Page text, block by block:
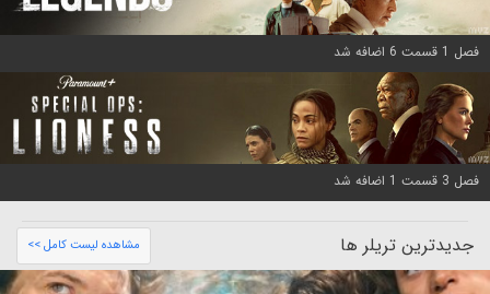
فصل 1 قسمت 6 اضافه شد
فصل 3 قسمت 1 اضافه شد
جدیدترین تریلر ها مشاهده لیست کامل >>